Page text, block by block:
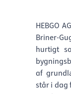
HEBGO
Briner-
hurtigt
af
står i dag